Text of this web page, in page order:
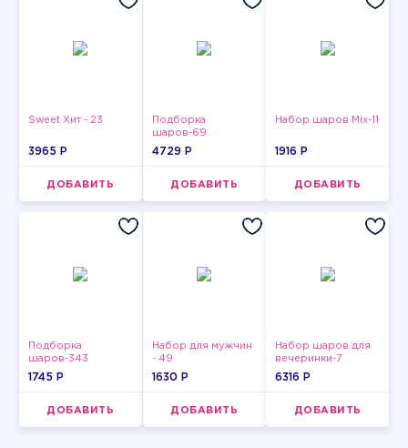
Sweet Хит - 23
3965 P
ДОБАВИТЬ
Подборка
шаров-69
4729 P
ДОБАВИТЬ
Набор шаров Mix-11
1916 P
ДОБАВИТЬ
Подборка
шаров-343
1745 P
ДОБАВИТЬ
Набор для мужчин
- 49
1630 P
ДОБАВИТЬ
Набор шаров для
вечеринки-7
6316 P
ДОБАВИТЬ